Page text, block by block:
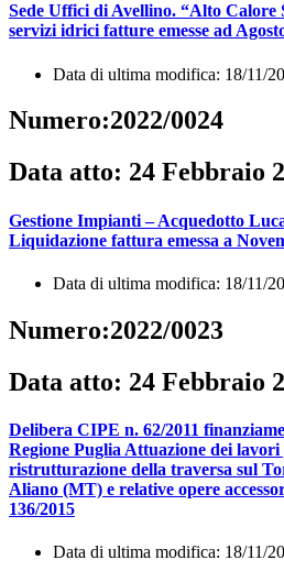
Sede Uffici di Avellino. “Alto Calore
servizi idrici fatture emesse ad
Data di ultima modifica: 18/11/
Numero:2022/0024
Data atto: 24 Febbraio
Gestione Impianti – Acquedotto
Liquidazione fattura emessa a
Data di ultima modifica: 18/11/
Numero:2022/0023
Data atto: 24 Febbraio
Delibera CIPE n. 62/2011
Regione Puglia Attuazione dei
ristrutturazione della traversa sul
Aliano (MT) e relative opere
136/2015
Data di ultima modifica: 18/11/